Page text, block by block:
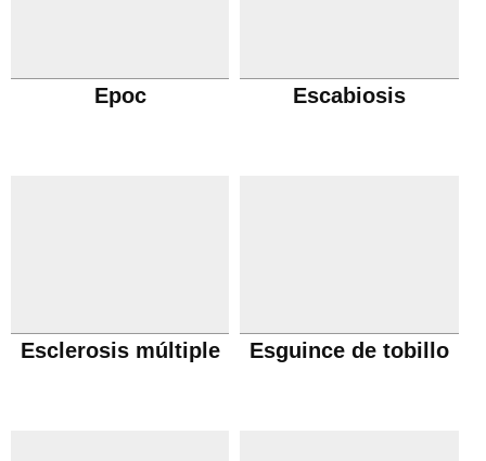
Epoc Escabiosis
Esclerosis múltiple Esguince de tobillo